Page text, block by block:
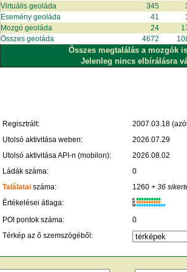
Virtuális geoláda 345
Esemény geoláda
41
Mozgó geoláda
24
Összes geoláda
4672
Összes megtalálás a mozgók
Jelenleg nincs elbírálásra
Regisztrált:
2007.03.18
Utolsó aktivitása weben:
2026.07.29
Utolsó aktivitása API-n (mobilon):
2026.08.02
Ládák száma:
0
Találatai száma: 1260+ 36
Értékelései átlaga:
K
R
W
POI pontok száma:
0
Térkép az ő szemszögéből: